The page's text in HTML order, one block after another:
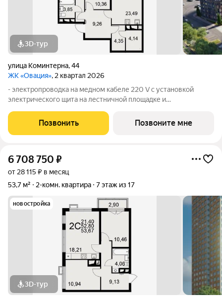
3D-тур
улица Коминтерна,44
ЖК «Овация», 2 квартал 2026
- электропроводка на медном кабеле 220 V с установкой
электрического щита на лестничной площадке и
электрическая розетка для самостоятельной установки
Участником электрической плиты; -
Позвонить Позвоните мне
6 708 750 ₽
от 28 115 ₽ в месяц
53,7 м²
2-комн. квартира 7 этаж из 17
новостройка
3D-тур